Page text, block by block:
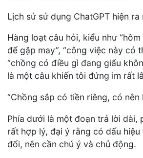
Lịch sử sử dụng ChatGPT hiện
Hàng loạt câu hỏi, kiểu như
để gặp may”, “công việc này có
“chồng có điều gì đang giấu
là một câu khiến tôi đứng im rất
“Chồng sắp có tiền riêng, có nên
Phía dưới là một đoạn trả lời dài,
rất hợp lý, đại ý rằng có dấu hiệu
đổi, nên cần chú ý và chủ động.